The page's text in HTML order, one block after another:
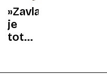
ŠTIRIMI
DESETLETJI
»Zavladala
je
totalna